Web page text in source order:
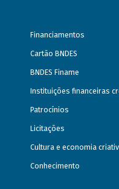
Financiamentos
Cartão BNDES
BNDES Finame
Instituições financeiras
Patrocínios
Licitações
Cultura e economia
Conhecimento